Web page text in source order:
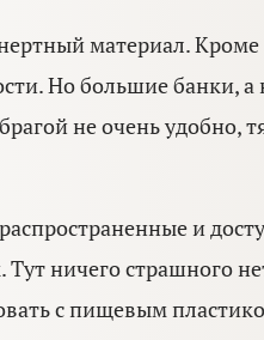
материал.
Но большие банки,
не очень
и
ничего страшного
с пищевым